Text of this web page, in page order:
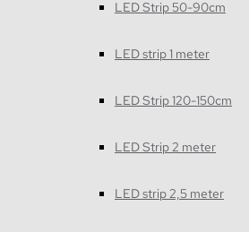
LED Strip 50-90cm
LED strip 1 meter
LED Strip 120-150cm
LED Strip 2 meter
LED strip 2,5 meter